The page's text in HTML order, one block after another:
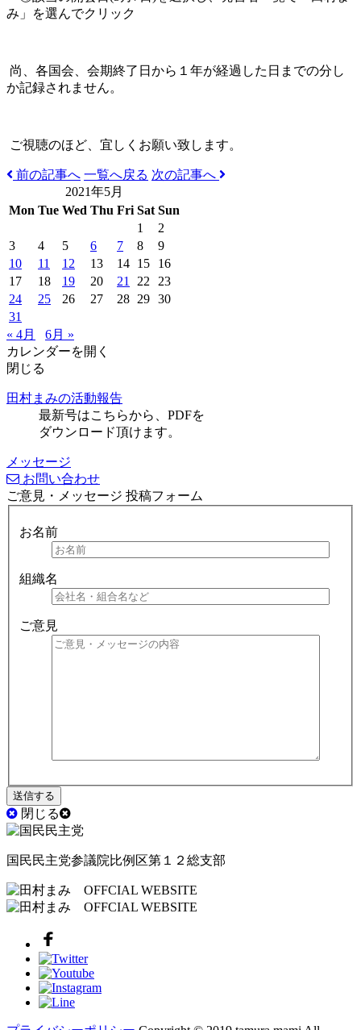
み」を選んでクリック
尚、各国会、会期終了日から１年が経過した日までの分し
か記録されません。
ご視聴のほど、宜しくお願い致します。
前の記事へ 一覧へ戻る 次の記事へ
2021年5月
Mon Tue Wed Thu Fri Sat Sun
1
2
3
4 5 6 7 8
9
10
11 12 13 14 15
16
17
18 19 20 21 22
23
24
25 26 27 28 29 30
31
« 4月
6月 »
カレンダーを開く
閉じる
田村まみの活動報告
最新号はこちらから、PDFを
ダウンロード頂けます。
メッセージ
お問い合わせ
ご意見・メッセージ 投稿フォーム
お名前
組織名
ご意見
閉じる
国民民主党参議院比例区第１２総支部